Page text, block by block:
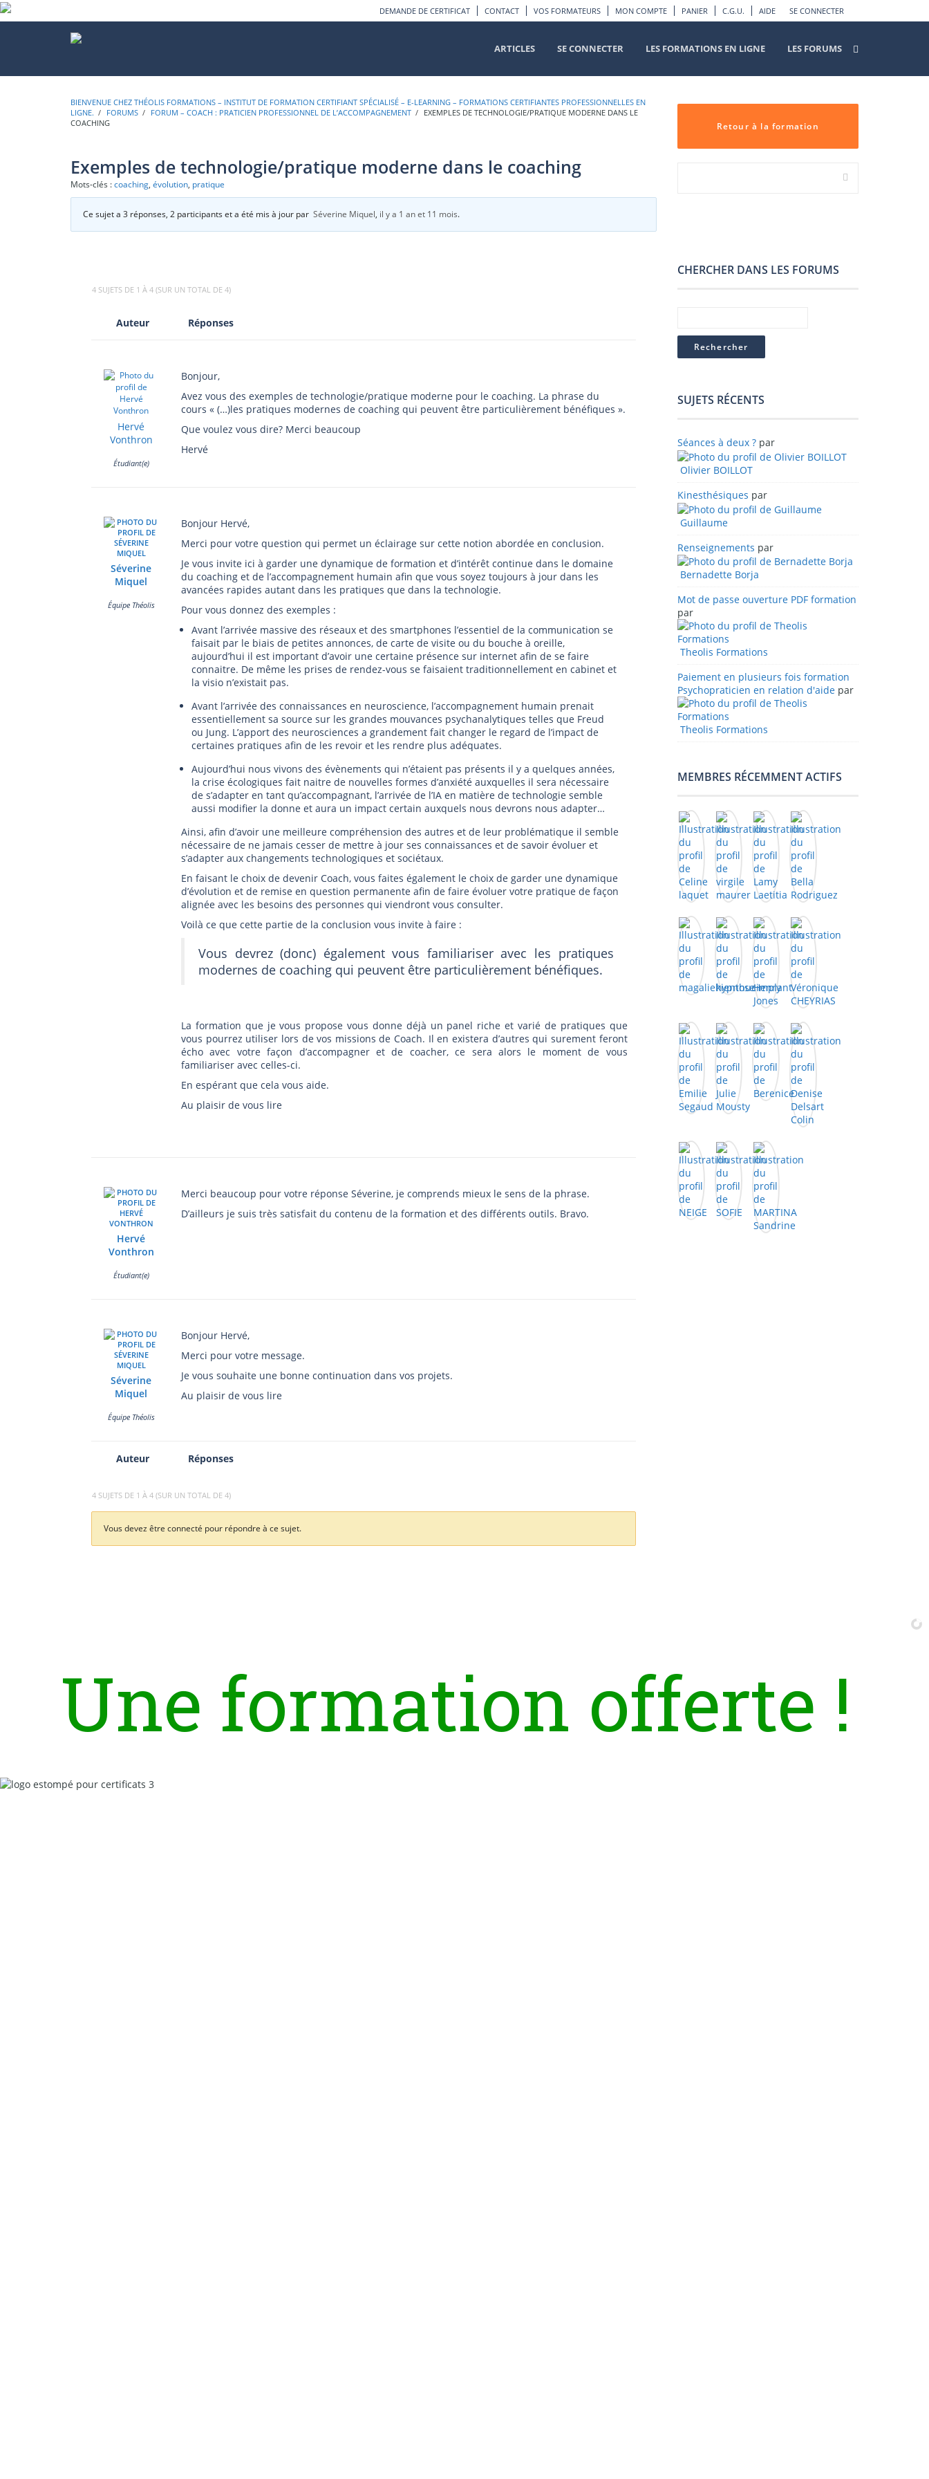
SE CONNECTER
DEMANDE DE CERTIFICAT CONTACT VOS FORMATEURS MON COMPTE PANIER C.G.U. AIDE
ARTICLES SE CONNECTER LES FORMATIONS EN LIGNE LES FORUMS
BIENVENUE CHEZ THÉOLIS FORMATIONS – INSTITUT DE FORMATION CERTIFIANT SPÉCIALISÉ – E-LEARNING – FORMATIONS CERTIFIANTES PROFESSIONNELLES EN
LIGNE.
FORUMS FORUM – COACH : PRATICIEN PROFESSIONNEL DE L’ACCOMPAGNEMENT
EXEMPLES DE TECHNOLOGIE/PRATIQUE MODERNE DANS LE
COACHING
Exemples de technologie/pratique moderne dans le coaching
Mots-clés :coaching, évolution, pratique
Ce sujet a 3 réponses, 2 participants et a été mis à jour par Séverine Miquel, il y a 1 an et 11 mois.
Retour à la formation
4 SUJETS DE 1 À 4 (SUR UN TOTAL DE 4)
Auteur Réponses
Hervé
Vonthron
Étudiant(e)
Bonjour,
Avez vous des exemples de technologie/pratique moderne pour le coaching. La phrase du
cours « (…)les pratiques modernes de coaching qui peuvent être particulièrement bénéfiques ».
Que voulez vous dire? Merci beaucoup
Hervé
Séverine
Miquel
Équipe Théolis
Bonjour Hervé,
Merci pour votre question qui permet un éclairage sur cette notion abordée en conclusion.
Je vous invite ici à garder une dynamique de formation et d’intérêt continue dans le domaine
du coaching et de l’accompagnement humain afin que vous soyez toujours à jour dans les
avancées rapides autant dans les pratiques que dans la technologie.
Pour vous donnez des exemples :
Avant l’arrivée massive des réseaux et des smartphones l’essentiel de la communication se
faisait par le biais de petites annonces, de carte de visite ou du bouche à oreille,
aujourd’hui il est important d’avoir une certaine présence sur internet afin de se faire
connaitre. De même les prises de rendez-vous se faisaient traditionnellement en cabinet et
la visio n’existait pas.
Avant l’arrivée des connaissances en neuroscience, l’accompagnement humain prenait
essentiellement sa source sur les grandes mouvances psychanalytiques telles que Freud
ou Jung. L’apport des neurosciences a grandement fait changer le regard de l’impact de
certaines pratiques afin de les revoir et les rendre plus adéquates.
Aujourd’hui nous vivons des évènements qui n’étaient pas présents il y a quelques années,
la crise écologiques fait naitre de nouvelles formes d’anxiété auxquelles il sera nécessaire
de s’adapter en tant qu’accompagnant, l’arrivée de l’IA en matière de technologie semble
aussi modifier la donne et aura un impact certain auxquels nous devrons nous adapter…
Ainsi, afin d’avoir une meilleure compréhension des autres et de leur problématique il semble
nécessaire de ne jamais cesser de mettre à jour ses connaissances et de savoir évoluer et
s’adapter aux changements technologiques et sociétaux.
En faisant le choix de devenir Coach, vous faites également le choix de garder une dynamique
d’évolution et de remise en question permanente afin de faire évoluer votre pratique de façon
alignée avec les besoins des personnes qui viendront vous consulter.
Voilà ce que cette partie de la conclusion vous invite à faire :
Vous devrez (donc) également vous familiariser avec les pratiques
modernes de coaching qui peuvent être particulièrement bénéfiques.
La formation que je vous propose vous donne déjà un panel riche et varié de pratiques que
vous pourrez utiliser lors de vos missions de Coach. Il en existera d’autres qui surement feront
écho avec votre façon d’accompagner et de coacher, ce sera alors le moment de vous
familiariser avec celles-ci.
En espérant que cela vous aide.
Au plaisir de vous lire
Hervé
Vonthron
Étudiant(e)
Merci beaucoup pour votre réponse Séverine, je comprends mieux le sens de la phrase.
D’ailleurs je suis très satisfait du contenu de la formation et des différents outils. Bravo.
Séverine
Miquel
Équipe Théolis
Bonjour Hervé,
Merci pour votre message.
Je vous souhaite une bonne continuation dans vos projets.
Au plaisir de vous lire
Auteur Réponses
4 SUJETS DE 1 À 4 (SUR UN TOTAL DE 4)
Vous devez être connecté pour répondre à ce sujet.
CHERCHER DANS LES FORUMS
SUJETS RÉCENTS
Séances à deux ?par
Olivier BOILLOT
Kinesthésiques par
Guillaume
Renseignements par
Bernadette Borja
Mot de passe ouverture PDF formation
par
Theolis Formations
Paiement en plusieurs fois formation
Psychopraticien en relation d'aidepar
Theolis Formations
MEMBRES RÉCEMMENT ACTIFS
Une formation offerte !